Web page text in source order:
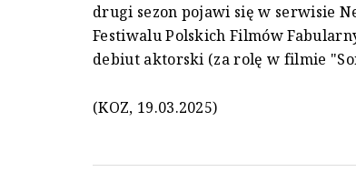
drugi sezon pojawi się w serwisie
Festiwalu Polskich Filmów
debiut aktorski (za rolę w filmie
(KOZ, 19.03.2025)